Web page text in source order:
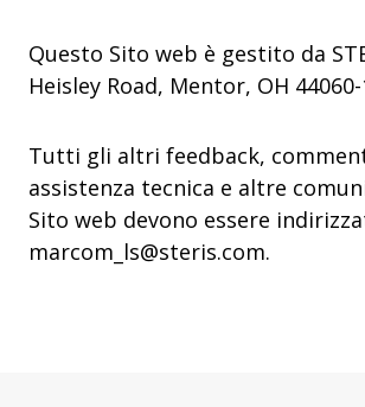
Questo Sito web è gestito da
Heisley Road, Mentor, OH 44060-
Tutti gli altri feedback,
assistenza tecnica e altre
Sito web devono essere
marcom_ls@steris.com.